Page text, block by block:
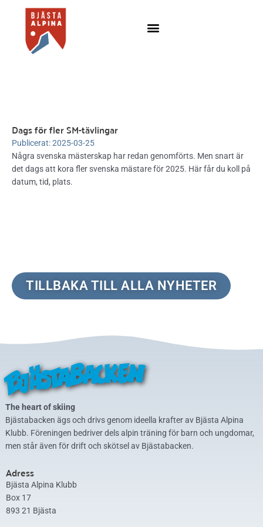
Dags för fler SM-tävlingar
Publicerat:2025-03-25
Några svenska mästerskap har redan genomförts. Men snart är
det dags att kora fler svenska mästare för 2025. Här får du koll på
datum, tid, plats.
TILLBAKA TILL ALLA NYHETER
The heart of skiing
Bjästabacken ägs och drivs genom ideella krafter av Bjästa Alpina
Klubb. Föreningen bedriver dels alpin träning för barn och ungdomar,
men står även för drift och skötsel av Bjästabacken.
Adress
Bjästa Alpina Klubb
Box 17
893 21 Bjästa